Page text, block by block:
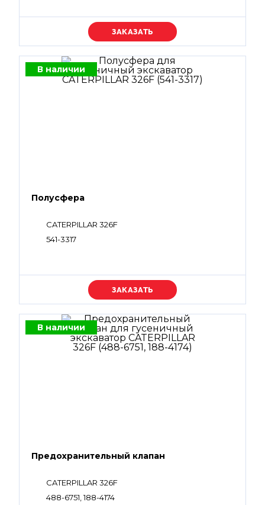
Уточняйте цену
В наличии
Полусфера
CATERPILLAR 326F
541-3317
Уточняйте цену
В наличии
Предохранительный клапан
CATERPILLAR 326F
488-6751, 188-4174